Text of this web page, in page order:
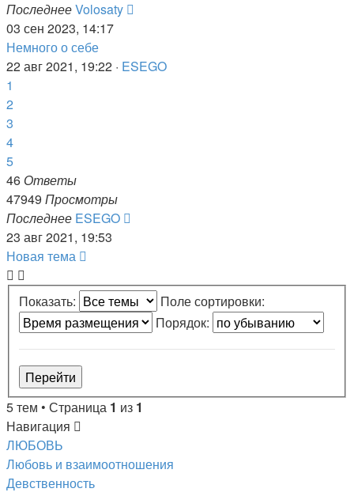
ПоследнееVolosaty
03 сен 2023, 14:17
Немного о себе
22 авг 2021, 19:22 · ESEGO
1
2
3
4
5
46 Ответы
47949 Просмотры
Последнее ESEGO
23 авг 2021, 19:53
Новая тема
Показать:
Поле сортировки:
Порядок:
5 тем • Страница 1 из 1
Навигация
ЛЮБОВЬ
Любовь и взаимоотношения
Девственность